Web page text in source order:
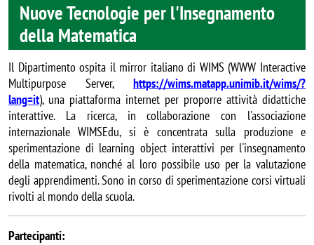
Nuove Tecnologie per l'Insegnamento
della Matematica
Il Dipartimento ospita il mirror italiano di WIMS (WWW Interactive
Multipurpose Server, https://wims.matapp.unimib.it/wims/?
lang=it), una piattaforma internet per proporre attività didattiche
interattive. La ricerca, in collaborazione con l'associazione
internazionale WIMSEdu, si è concentrata sulla produzione e
sperimentazione di learning object interattivi per l'insegnamento
della matematica, nonché al loro possibile uso per la valutazione
degli apprendimenti. Sono in corso di sperimentazione corsi virtuali
rivolti al mondo della scuola.
Partecipanti: